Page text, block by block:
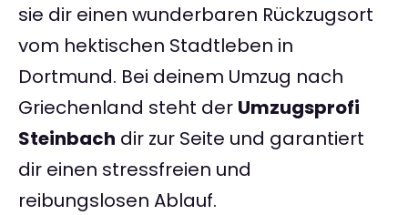
sie dir einen wunderbaren Rückzugsort
vom hektischen Stadtleben in
Dortmund. Bei deinem Umzug nach
Griechenland steht der Umzugsprofi
Steinbach dir zur Seite und garantiert
dir einen stressfreien und
reibungslosen Ablauf.